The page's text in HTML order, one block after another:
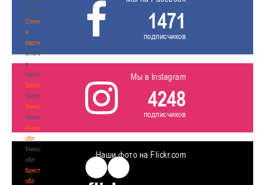
волонтером
Спонсоры
и
партнеры
Спонсоры
и
партнеры
Школы
Школы
Минск
Минск
Минская
обл
Минская
обл
Брестская
обл
1471
подписчиков
Мы в Instagram
4248
подписчиков
Наши фото на Flickr.com